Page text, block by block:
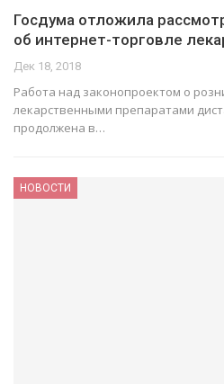
Госдума отложила
об интернет-торговле
Дек 18, 2018
Работа над законопроектом о
лекарственными препаратами
продолжена в…
НОВОСТИ